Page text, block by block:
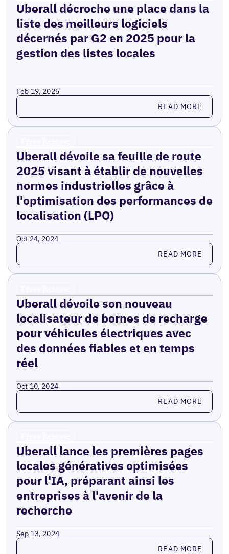
Uberall décroche une place dans la
liste des meilleurs logiciels
décernés par G2 en 2025 pour la
gestion des listes locales
Feb 19, 2025
Read more READ MORE
Uberall dévoile sa feuille de route
2025 visant à établir de nouvelles
normes industrielles grâce à
l'optimisation des performances de
localisation (LPO)
Oct 24, 2024
Read more READ MORE
Uberall dévoile son nouveau
localisateur de bornes de recharge
pour véhicules électriques avec
des données fiables et en temps
réel
Oct 10, 2024
Read more READ MORE
Uberall lance les premières pages
locales génératives optimisées
pour l'IA, préparant ainsi les
entreprises à l'avenir de la
recherche
Sep 13, 2024
Read more READ MORE